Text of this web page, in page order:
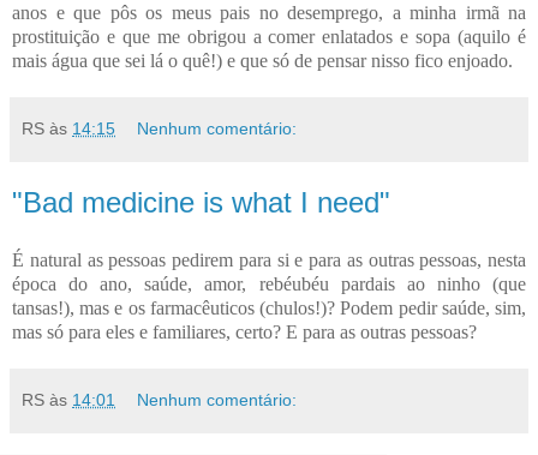
anos e que pôs os meus pais no desemprego, a minha irmã na
prostituição e que me obrigou a comer enlatados e sopa (aquilo é
mais água que sei lá o quê!) e que só de pensar nisso fico enjoado.
RS às 14:15 Nenhum comentário:
"Bad medicine is what I need"
É natural as pessoas pedirem para si e para as outras pessoas, nesta
época do ano, saúde, amor, rebéubéu pardais ao ninho (que
tansas!), mas e os farmacêuticos (chulos!)? Podem pedir saúde, sim,
mas só para eles e familiares, certo? E para as outras pessoas?
RS às 14:01 Nenhum comentário: